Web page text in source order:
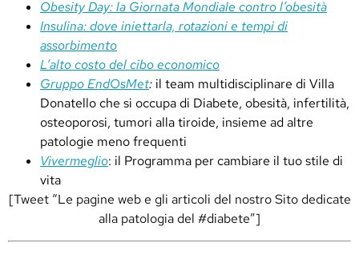
Obesity Day: la Giornata Mondiale contro l’obesità
Insulina: dove iniettarla, rotazioni e tempi di
assorbimento
L’alto costo del cibo economico
Gruppo EndOsMet: il team multidisciplinare di Villa
Donatello che si occupa di Diabete, obesità, infertilità,
osteoporosi, tumori alla tiroide, insieme ad altre
patologie meno frequenti
Vivermeglio: il Programma per cambiare il tuo stile di
vita
[Tweet “Le pagine web e gli articoli del nostro Sito dedicate
alla patologia del #diabete”]